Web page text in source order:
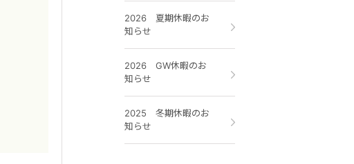
2026 夏期休暇のお
知らせ
2026 GW休暇のお
知らせ
2025 冬期休暇のお
知らせ